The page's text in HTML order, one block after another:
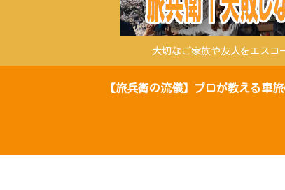
大切なご家族や友人をエスコ
【旅兵衛の流儀】プロが教える車